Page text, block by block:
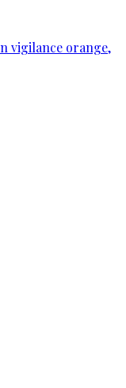
vigilance orange,